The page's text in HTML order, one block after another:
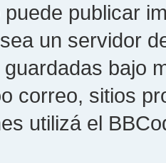
puede publicar
un servidor
bajo
correo, sitios
utilizá el